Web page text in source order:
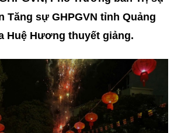
Tăng sự GHPGVN tỉnh Quảng
Huệ Hương thuyết giảng.